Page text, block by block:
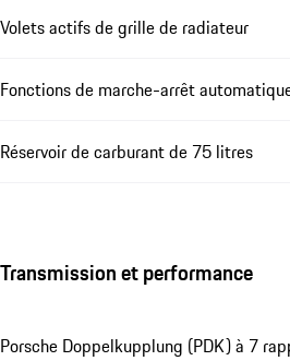
Volets actifs de grille de radiateur
Fonctions de marche-arrêt
Réservoir de carburant de 75 litres
Transmission et performance
Porsche Doppelkupplung (PDK) à 7